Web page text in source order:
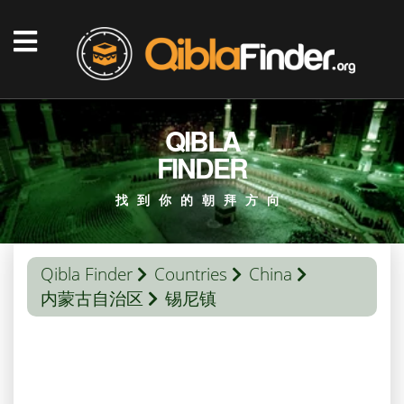
QIBLA
FINDER
找到你的朝拜方向
Qibla Finder Countries
China
内蒙古自治区
锡尼镇